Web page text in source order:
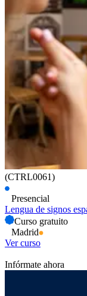
(CTRL0061)
Presencial
Lengua de signos
Curso gratuito
Madrid
Ver curso
Infórmate ahora